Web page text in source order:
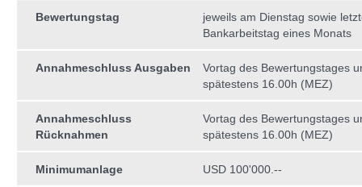
Bewertungstag
jeweils am Dienstag sowie
Bankarbeitstag eines Monats
Annahmeschluss Ausgaben
Vortag des Bewertungstages
spätestens 16.00h (MEZ)
Annahmeschluss
Rücknahmen
Vortag des Bewertungstages
spätestens 16.00h (MEZ)
Minimumanlage USD 100'000.--